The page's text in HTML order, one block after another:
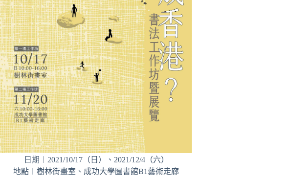
日期︱2021/10/17（日）、2021/12/4（六）
地點︱樹林街畫室、成功大學圖書館B1藝術走廊